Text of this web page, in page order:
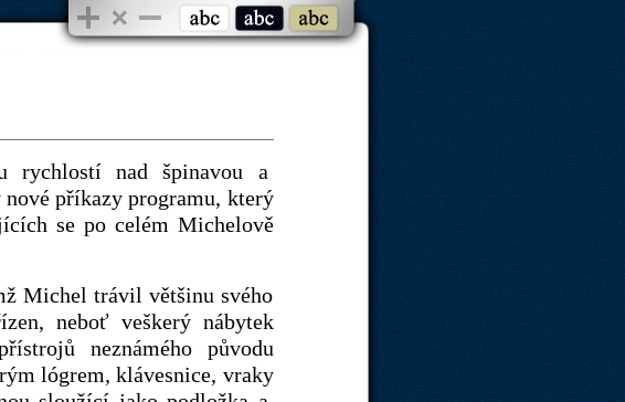
rychlostí nad špinavou a
příkazy programu, který
se po celém Michelově
Michel trávil většinu svého
neboť veškerý nábytek
neznámého původu
lógrem, klávesnice, vraky